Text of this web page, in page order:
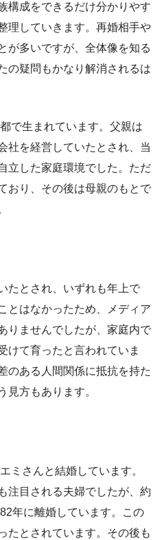
構成をできるだけ分かりやす
理していきます。再婚相手や
が多いですが、全体像を知る
の疑問もかなり解消されるは
で生まれています。父親は
社を経営していたとされ、当
立した家庭環境でした。ただ
おり、その後は母親のもとで
たとされ、いずれも年上で
とはなかったため、メディア
りませんでしたが、家庭内で
けて育ったと言われていま
のある人間関係に抵抗を持た
見方もあります。
ミさんと結婚しています。
注目される夫婦でしたが、約
年に離婚しています。この
たとされています。その後も